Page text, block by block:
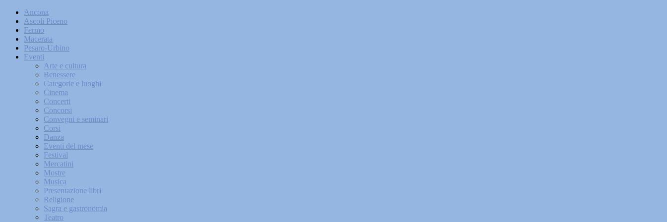
Ancona
Ascoli Piceno
Fermo
Macerata
Pesaro-Urbino
Eventi
Arte e cultura
Benessere
Categorie e luoghi
Cinema
Concerti
Concorsi
Convegni e seminari
Corsi
Danza
Eventi del mese
Festival
Mercatini
Mostre
Musica
Presentazione libri
Religione
Sagra e gastronomia
Teatro